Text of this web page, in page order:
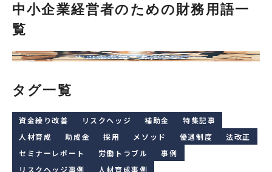
中小企業経営者のための財務用語一
覧
タグ一覧
資金繰り改善 リスクヘッジ 補助金
特集記事
人材育成
助成金 採用 メソッド 優遇制度
法改正
セミナーレポート
労働トラブル
事例
リスクヘッジ事例
人材育成事例